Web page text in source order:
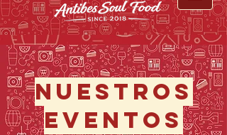
NUESTROS
EVENTOS